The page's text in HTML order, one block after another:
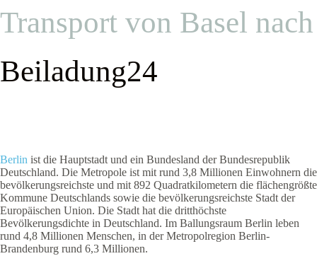
Transport von Basel
Beiladung24
Berlin ist die Hauptstadt und ein Bundesland der Bundesrepublik
Deutschland. Die Metropole ist mit rund 3,8 Millionen Einwohnern die
bevölkerungsreichste und mit 892 Quadratkilometern die flächengrößte
Kommune Deutschlands sowie die bevölkerungsreichste Stadt der
Europäischen Union. Die Stadt hat die dritthöchste
Bevölkerungsdichte in Deutschland. Im Ballungsraum Berlin leben
rund 4,8 Millionen Menschen, in der Metropolregion Berlin-
Brandenburg rund 6,3 Millionen.